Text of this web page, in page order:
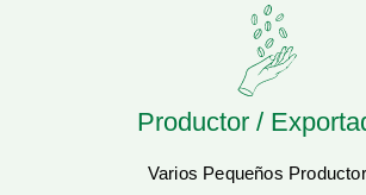
Productor /
Varios Pequeños